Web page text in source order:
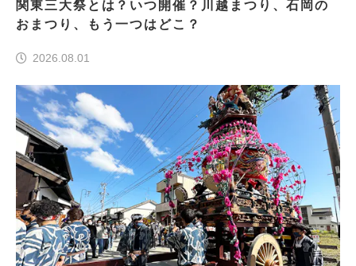
関東三大祭とは？いつ開催？川越まつり、石岡の
おまつり、もう一つはどこ？
2026.08.01